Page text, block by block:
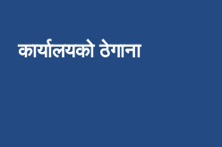
कार्यालयको ठेगाना